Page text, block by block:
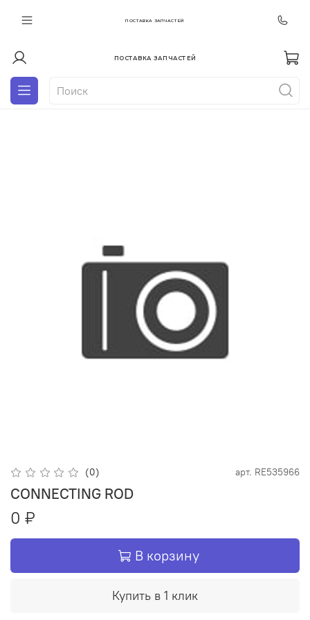
ПОСТАВКА ЗАПЧАСТЕЙ
ПОСТАВКА ЗАПЧАСТЕЙ
(0) арт. RE535966
CONNECTING ROD
0 ₽
В корзину
Купить в 1 клик